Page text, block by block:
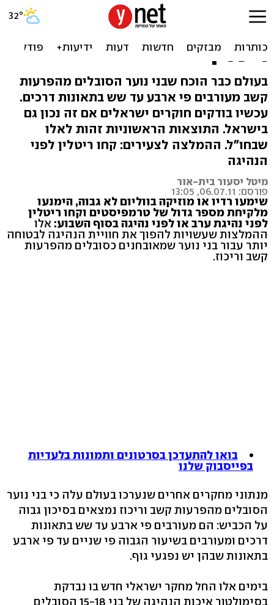
מחקר ישראלי: נוער עם
הפרעת קשב? תנהגו עם
ריטלין
בעולם כבר הוכח שבני נוער הסובלים מהפרעות
קשב מעורבים פי ארבע עד שש בתאונות דרכים.
עכשיו בודקים חוקרים ישראלים אם זה נכון גם
בישראל. התוצאות הראשוניות זהות לאלו
שבחו"ל. ההמלצה לצעירים: קחו ריטלין לפני
הנהיגה
מיטל יסעור בית-אור
פורסם: 06.07.11, 13:05
שימעו רדיו או מוזיקה בווליום לא גבוה, הימנעו
מלקיחת מספר גדול של טרמפיסטים וקחו ריטלין
לפני נהיגת ערב או לפני נהיגה בסוף השבוע: אלו
ההמלצות שעשויות להפוך את חוויית הנהיגה לבטוחה
יותר עבור בני נוער שמאובחנים כסובלים מהפרעות
קשב וריכוז.
בואו להתעדכן בסרטונים ותמונות בלעדיות
בפייסבוק שלנו
מנתוני מחקרים אחרים שנערכו בעולם עלה כי בני נוער
הסובלים מהפרעות קשב וריכוז נמצאים בסיכון גבוה
על הכביש: הם מעורבים פי ארבע עד שש בתאונות
דרכים ומעורבים בשיעור הגבוה פי שניים עד פי ארבע
בתאונות שבהן יש נפגעי גוף.
בימים אלו החל מחקר ישראלי חדש בו נבדקת
בסימולטור איכות הנהיגה של בני 15-18 הסובלים